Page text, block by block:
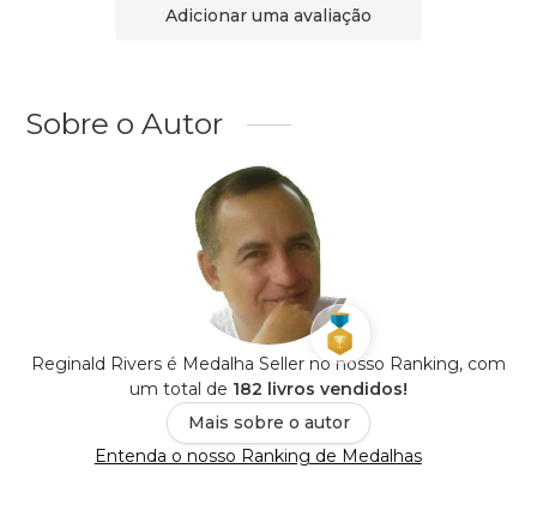
Adicionar uma avaliação
Sobre o Autor
Reginald Rivers é Medalha Seller no nosso Ranking, com
um total de 182 livros vendidos!
Mais sobre o autor
Entenda o nosso Ranking de Medalhas